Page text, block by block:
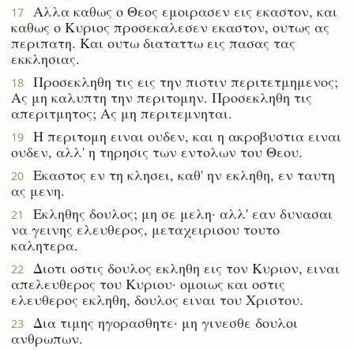
17
Αλλα καθως ο Θεος εμοιρασεν εις εκαστον, και
καθως ο Κυριος προσεκαλεσεν εκαστον, ουτως ας
περιπατη. Και ουτω διαταττω εις πασας τας
εκκλησιας.
18
Προσεκληθη τις εις την πιστιν περιτετμημενος;
Ας μη καλυπτη την περιτομην. Προσεκληθη τις
απεριτμητος; Ας μη περιτεμνηται.
19
Η περιτομη ειναι ουδεν, και η ακροβυστια ειναι
ουδεν, αλλ' η τηρησις των εντολων του Θεου.
20
Εκαστος εν τη κλησει, καθ' ην εκληθη, εν ταυτη
ας μενη.
21
Εκληθης δουλος; μη σε μελη· αλλ' εαν δυνασαι
να γεινης ελευθερος, μεταχειρισου τουτο
καλητερα.
22
Διοτι οστις δουλος εκληθη εις τον Κυριον, ειναι
απελευθερος του Κυριου· ομοιως και οστις
ελευθερος εκληθη, δουλος ειναι του Χριστου.
23
Δια τιμης ηγορασθητε· μη γινεσθε δουλοι
ανθρωπων.